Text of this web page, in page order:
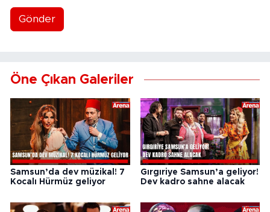
Gönder
Öne Çıkan Galeriler
Samsun’da dev müzikal! 7
Kocalı Hürmüz geliyor
Gırgıriye Samsun’a geliyor!
Dev kadro sahne alacak